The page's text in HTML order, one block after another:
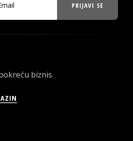
PRIJAVI SE
biznis